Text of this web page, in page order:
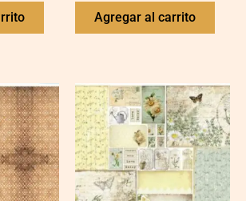
Agregar al carrito
Ch-
wXXL133
quantity